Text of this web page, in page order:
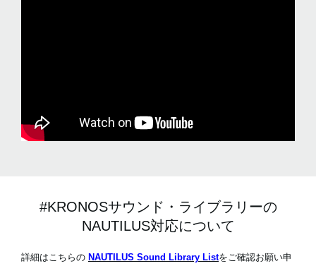
#KRONOSサウンド・ライブラリーの
NAUTILUS対応について
詳細はこちらの NAUTILUS Sound Library Listをご確認お願い申